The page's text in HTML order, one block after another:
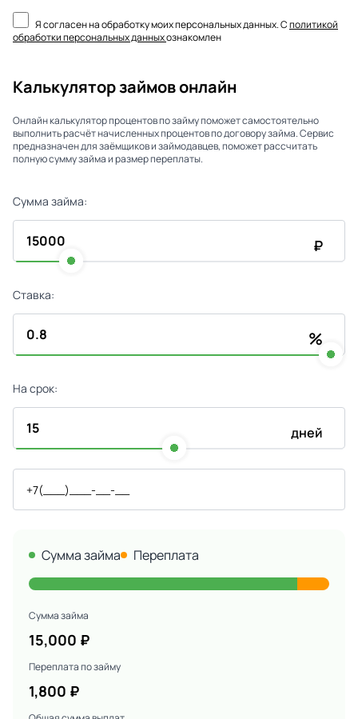
Я согласен на обработку моих персональных данных. Сполитикой
обработки персональных данныхознакомлен
Калькулятор займов онлайн
Онлайн калькулятор процентов по займу поможет самостоятельно
выполнить расчёт начисленных процентов по договору займа. Сервис
предназначен для заёмщиков и займодавцев, поможет рассчитать
полную сумму займа и размер переплаты.
Сумма займа:
₽
Ставка:
%
На срок:
дней
Сумма займа Переплата
Сумма займа
15,000 ₽
Переплата по займу
1,800 ₽